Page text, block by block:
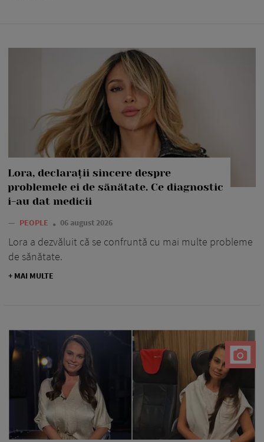
Lora, declarații sincere despre
problemele ei de sănătate. Ce diagnostic
i-au dat medicii
— PEOPLE 06 august 2026
Lora a dezvăluit că se confruntă cu mai multe probleme
de sănătate.
+ MAI MULTE